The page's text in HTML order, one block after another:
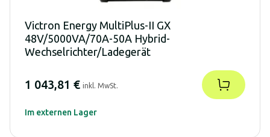
Victron Energy MultiPlus-II GX
48V/5000VA/70A-50A Hybrid-
Wechselrichter/Ladegerät
1 043,81 € inkl. MwSt.
Im externen Lager